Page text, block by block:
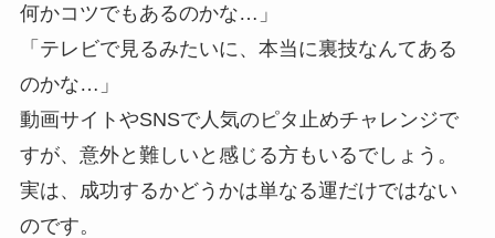
何かコツでもあるのかな…」
「テレビで見るみたいに、本当に裏技なんてある
のかな…」
動画サイトやSNSで人気のピタ止めチャレンジで
すが、意外と難しいと感じる方もいるでしょう。
実は、成功するかどうかは単なる運だけではない
のです。